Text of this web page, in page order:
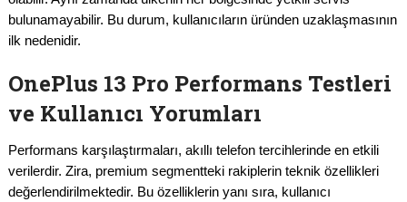
bulunamayabilir. Bu durum, kullanıcıların üründen uzaklaşmasının
ilk nedenidir.
OnePlus 13 Pro Performans Testleri
ve Kullanıcı Yorumları
Performans karşılaştırmaları, akıllı telefon tercihlerinde en etkili
verilerdir. Zira, premium segmentteki rakiplerin teknik özellikleri
değerlendirilmektedir. Bu özelliklerin yanı sıra, kullanıcı